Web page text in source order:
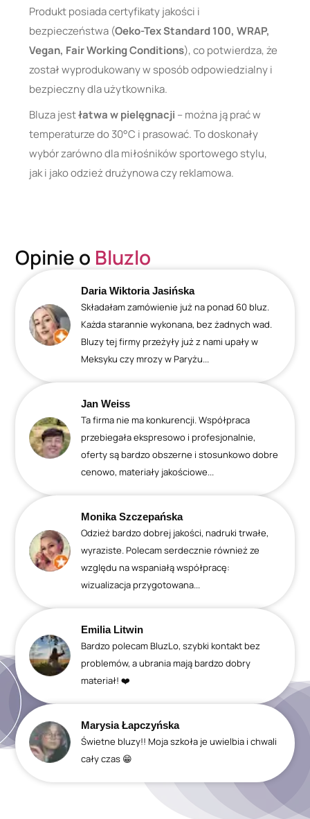
Produkt posiada certyfikaty jakości i
bezpieczeństwa (Oeko-Tex Standard 100, WRAP,
Vegan, Fair Working Conditions), co potwierdza, że
został wyprodukowany w sposób odpowiedzialny i
bezpieczny dla użytkownika.
Bluza jestłatwa w pielęgnacji – można ją prać w
temperaturze do 30°C i prasować. To doskonały
wybór zarówno dla miłośników sportowego stylu,
jak i jako odzież drużynowa czy reklamowa.
Opinie o Bluzlo
Daria Wiktoria Jasińska
Składałam zamówienie już na ponad 60 bluz.
Każda starannie wykonana, bez żadnych wad.
Bluzy tej firmy przeżyły już z nami upały w
Meksyku czy mrozy w Paryżu...
Jan Weiss
Ta firma nie ma konkurencji. Współpraca
przebiegała ekspresowo i profesjonalnie,
oferty są bardzo obszerne i stosunkowo dobre
cenowo, materiały jakościowe...
Monika Szczepańska
Odzież bardzo dobrej jakości, nadruki trwałe,
wyraziste. Polecam serdecznie również ze
względu na wspaniałą współpracę:
wizualizacja przygotowana...
Emilia Litwin
Bardzo polecam BluzLo, szybki kontakt bez
problemów, a ubrania mają bardzo dobry
materiał! ❤️
Marysia Łapczyńska
Świetne bluzy!! Moja szkoła je uwielbia i chwali
cały czas 😁